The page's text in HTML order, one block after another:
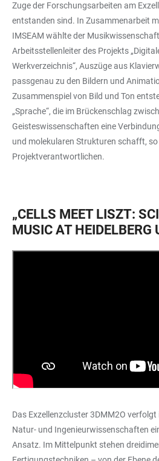
Zuge der Forschungsarbeiten am
entstanden sind. In Zusammenarbeit
IMSEAM wählte der
Arbeitsstellenleiter des Projekts
Werkverzeichnis“, Auszüge aus
passgenau zu den Bildern und
Zusammenspiel von Bild und Ton
„Sprache“, die im Brückenschlag
Geisteswissenschaften eine
und molekularen Strukturen schafft, so
Projektverantwortlichen.
„CELLS MEET LISZT:
MUSIC AT HEIDELBERG
Das Exzellenzcluster 3DMM2O
Natur- und Ingenieurwissenschaften
Ansatz. Im Mittelpunkt stehen